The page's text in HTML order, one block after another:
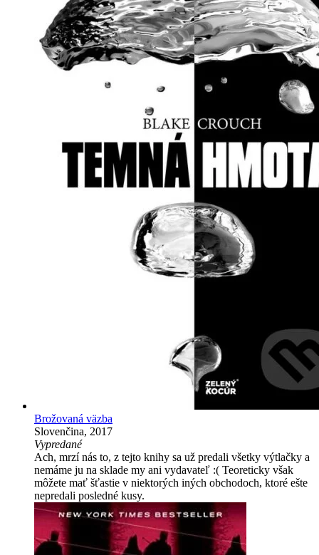
Brožovaná väzba
Slovenčina, 2017
Vypredané
Ach, mrzí nás to, z tejto knihy sa už predali všetky výtlačky a
nemáme ju na sklade my ani vydavateľ :( Teoreticky však
môžete mať šťastie v niektorých iných obchodoch, ktoré ešte
nepredali posledné kusy.